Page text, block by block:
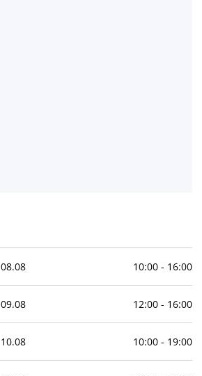
08.08 10:00- 16:00
09.08 12:00- 16:00
10.08 10:00- 19:00